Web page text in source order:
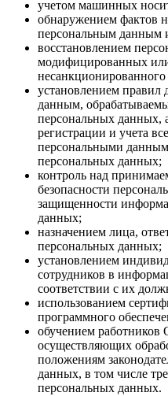
учетом машинных
обнаружением фактов
персональным данным
восстановлением
модифицированных
установлением правил
данным,
персональных данных,
регистрации и учета
персональными
персональных данных;
контроль над
безопасности
защищенности
данных;
назначением лица,
персональных данных;
установлением
сотрудников в
соответствии с их
использованием
программного
обучением работников
осуществляющих
положениям
данных, в том числе
персональных данных.